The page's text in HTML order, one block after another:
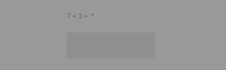
7 + 3 = *